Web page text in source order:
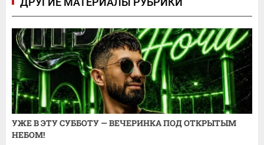
УЖЕ В ЭТУ СУББОТУ — ВЕЧЕРИНКА ПОД ОТКРЫТЫМ
НЕБОМ!